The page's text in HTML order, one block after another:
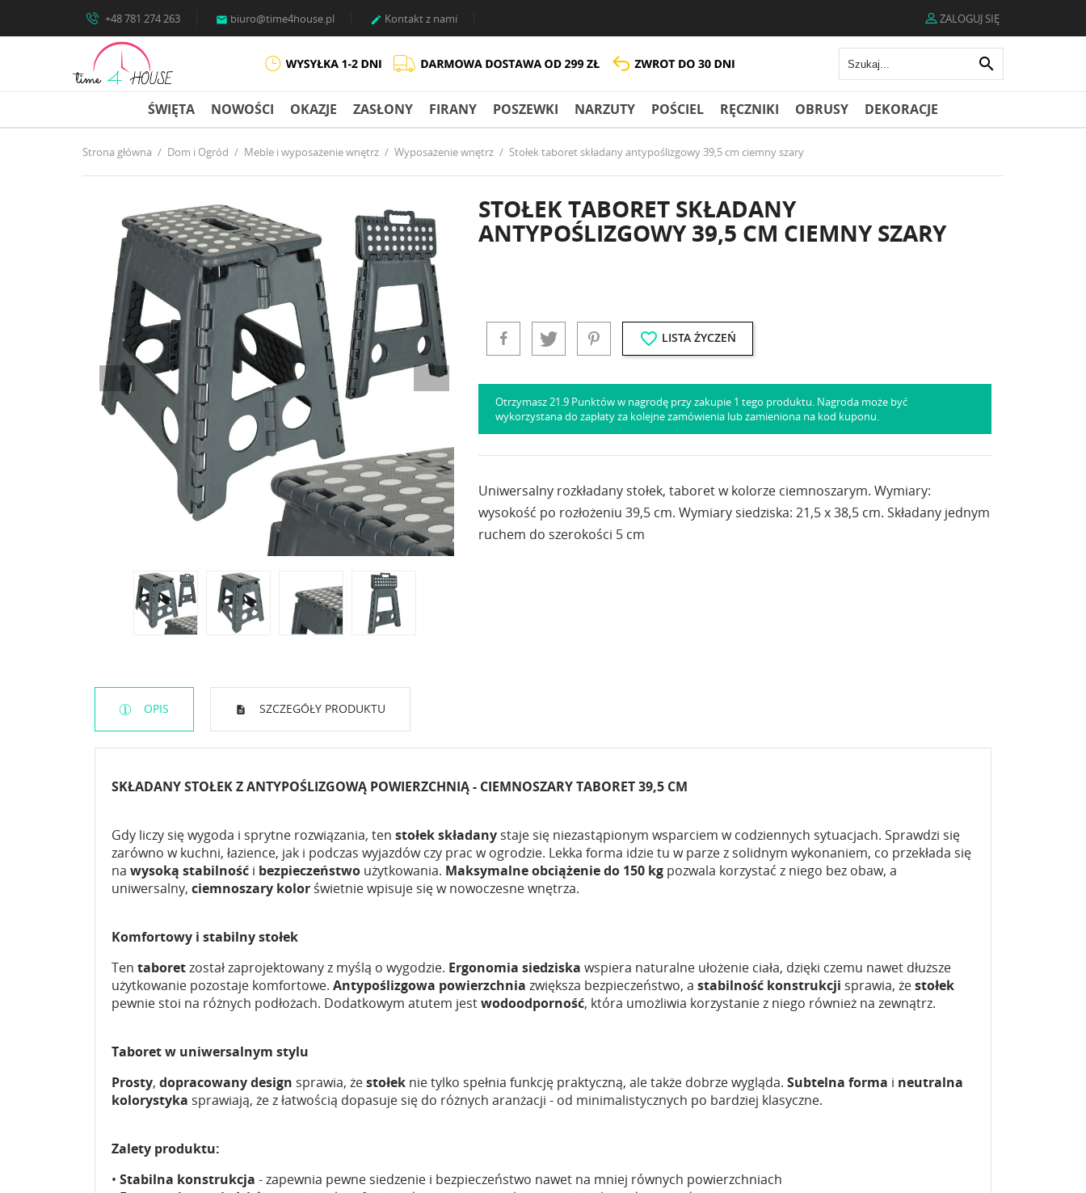
+48 781 274 263  biuro@time4house.pl  Kontakt z nami ZALOGUJ SIĘ

ŚWIĘTA NOWOŚCI OKAZJE ZASŁONY FIRANY POSZEWKI NARZUTY POŚCIEL RĘCZNIKI OBRUSY DEKORACJE
Strona główna Dom i Ogród Meble i wyposażenie wnętrz Wyposażenie wnętrz Stołek taboret składany antypoślizgowy 39,5 cm ciemny szary
STOŁEK TABORET SKŁADANY
ANTYPOŚLIZGOWY 39,5 CM CIEMNY SZARY
favorite_border LISTA ŻYCZEŃ
Otrzymasz 21.9 Punktów w nagrodę przy zakupie 1 tego produktu. Nagroda może być
wykorzystana do zapłaty za kolejne zamówienia lub zamieniona na kod kuponu.
Uniwersalny rozkładany stołek, taboret w kolorze ciemnoszarym. Wymiary:
wysokość po rozłożeniu 39,5 cm. Wymiary siedziska: 21,5 x 38,5 cm. Składany jednym
ruchem do szerokości 5 cm
OPIS SZCZEGÓŁY PRODUKTU
SKŁADANY STOŁEK Z ANTYPOŚLIZGOWĄ POWIERZCHNIĄ - CIEMNOSZARY TABORET 39,5 CM
Gdy liczy się wygoda i sprytne rozwiązania, ten stołek składany staje się niezastąpionym wsparciem w codziennych sytuacjach. Sprawdzi się
zarówno w kuchni, łazience, jak i podczas wyjazdów czy prac w ogrodzie. Lekka forma idzie tu w parze z solidnym wykonaniem, co przekłada się
na wysoką stabilność i bezpieczeństwo użytkowania. Maksymalne obciążenie do 150 kg pozwala korzystać z niego bez obaw, a
uniwersalny, ciemnoszary kolor świetnie wpisuje się w nowoczesne wnętrza.
Komfortowy i stabilny stołek
Ten taboretzostał zaprojektowany z myślą o wygodzie. Ergonomia siedziska wspiera naturalne ułożenie ciała, dzięki czemu nawet dłuższe
użytkowanie pozostaje komfortowe. Antypoślizgowa powierzchnia zwiększa bezpieczeństwo, a stabilność konstrukcji sprawia, żestołek
pewnie stoi na różnych podłożach. Dodatkowym atutem jestwodoodporność, która umożliwia korzystanie z niego również na zewnątrz.
Taboret w uniwersalnym stylu
Prosty, dopracowany design sprawia, żestołek nie tylko spełnia funkcję praktyczną, ale także dobrze wygląda. Subtelna forma i neutralna
kolorystyka sprawiają, że z łatwością dopasuje się do różnych aranżacji - od minimalistycznych po bardziej klasyczne.
Zalety produktu:
• Stabilna konstrukcja - zapewnia pewne siedzenie i bezpieczeństwo nawet na mniej równych powierzchniach